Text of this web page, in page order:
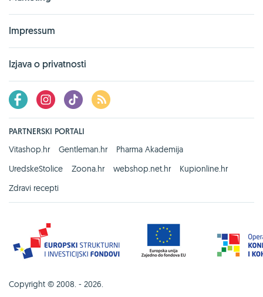
Impressum
Izjava o privatnosti
PARTNERSKI PORTALI
Vitashop.hr
Gentleman.hr
Pharma Akademija
UredskeStolice
Zoona.hr webshop.net.hr
Kupionline.hr
Zdravi recepti
Copyright © 2008. - 2026.